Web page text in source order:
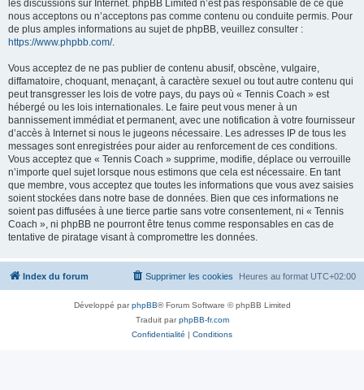
les discussions sur Internet. phpBB Limited n’est pas responsable de ce que
nous acceptons ou n’acceptons pas comme contenu ou conduite permis. Pour
de plus amples informations au sujet de phpBB, veuillez consulter :
https://www.phpbb.com/.
Vous acceptez de ne pas publier de contenu abusif, obscène, vulgaire,
diffamatoire, choquant, menaçant, à caractère sexuel ou tout autre contenu qui
peut transgresser les lois de votre pays, du pays où « Tennis Coach » est
hébergé ou les lois internationales. Le faire peut vous mener à un
bannissement immédiat et permanent, avec une notification à votre fournisseur
d’accès à Internet si nous le jugeons nécessaire. Les adresses IP de tous les
messages sont enregistrées pour aider au renforcement de ces conditions.
Vous acceptez que « Tennis Coach » supprime, modifie, déplace ou verrouille
n’importe quel sujet lorsque nous estimons que cela est nécessaire. En tant
que membre, vous acceptez que toutes les informations que vous avez saisies
soient stockées dans notre base de données. Bien que ces informations ne
soient pas diffusées à une tierce partie sans votre consentement, ni « Tennis
Coach », ni phpBB ne pourront être tenus comme responsables en cas de
tentative de piratage visant à compromettre les données.
Index du forum Heures au format UTC+02:00
Supprimer les cookies
Développé parphpBB® Forum Software © phpBB Limited
Traduit parphpBB-fr.com
Confidentialité | Conditions